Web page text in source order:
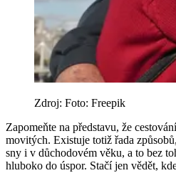
Zdroj: Foto: Freepik
Zapomeňte na představu, že
movitých. Existuje totiž řada
sny i v důchodovém věku, a to bez
hluboko do úspor. Stačí jen vědět,